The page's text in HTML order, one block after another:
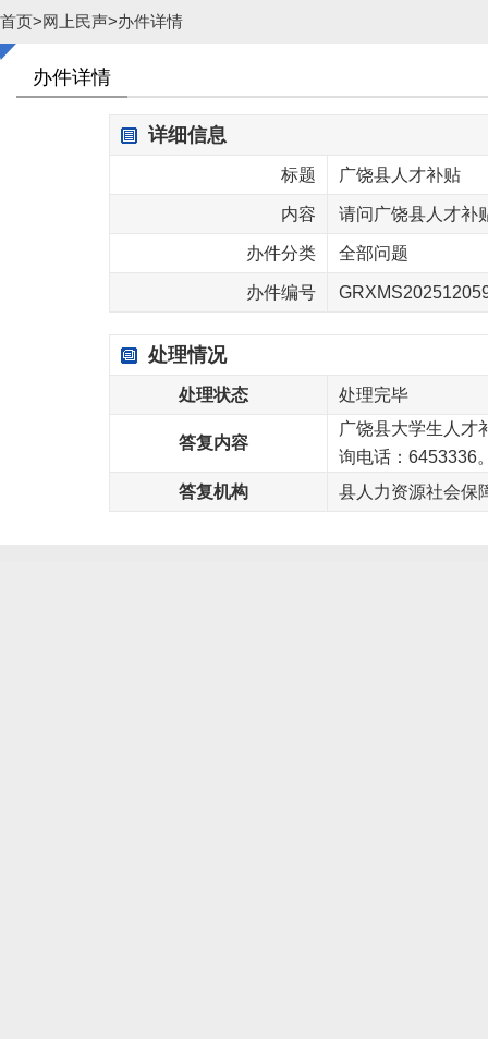
首页>网上民声>办件详情
办件详情
详细信息
标题 广饶县人才补贴
内容 请问广饶县人才补
办件分类 全部问题
办件编号
处理情况
处理状态 处理完毕
答复内容
广饶县大学生人才
询电话：6453336
答复机构
县人力资源社会保